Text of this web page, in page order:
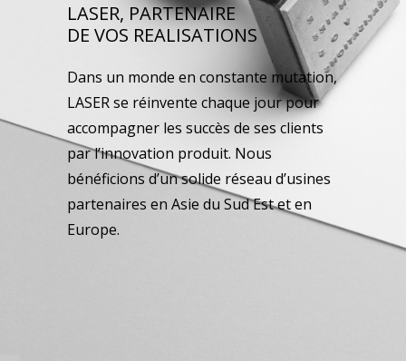
LASER, PARTENAIRE
DE VOS REALISATIONS
Dans un monde en constante mutation,
LASER se réinvente chaque jour pour
accompagner les succès de ses clients
par l’innovation produit. Nous
bénéficions d’un solide réseau d’usines
partenaires en Asie du Sud Est et en
Europe.